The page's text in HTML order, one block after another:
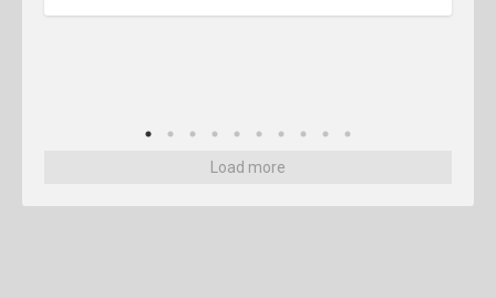
Load more